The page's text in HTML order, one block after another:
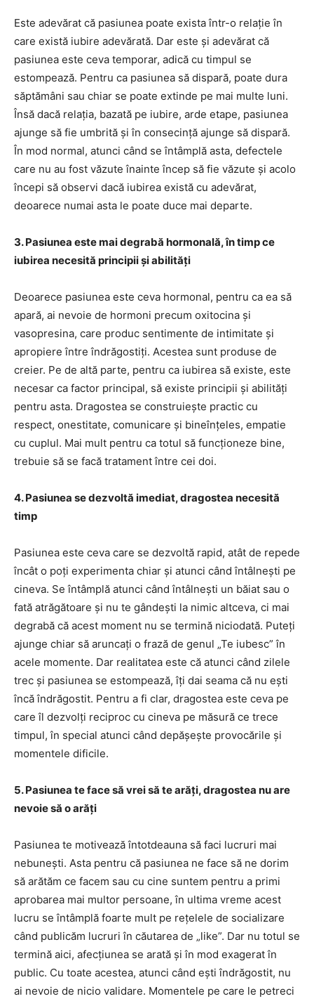
Este adevărat că pasiunea poate exista într-o relație în
care există iubire adevărată. Dar este și adevărat că
pasiunea este ceva temporar, adică cu timpul se
estompează. Pentru ca pasiunea să dispară, poate dura
săptămâni sau chiar se poate extinde pe mai multe luni.
Însă dacă relația, bazată pe iubire, arde etape, pasiunea
ajunge să fie umbrită și în consecință ajunge să dispară.
În mod normal, atunci când se întâmplă asta, defectele
care nu au fost văzute înainte încep să fie văzute și acolo
începi să observi dacă iubirea există cu adevărat,
deoarece numai asta le poate duce mai departe.
3. Pasiunea este mai degrabă hormonală, în timp ce
iubirea necesită principii și abilități
Deoarece pasiunea este ceva hormonal, pentru ca ea să
apară, ai nevoie de hormoni precum oxitocina și
vasopresina, care produc sentimente de intimitate și
apropiere între îndrăgostiți. Acestea sunt produse de
creier. Pe de altă parte, pentru ca iubirea să existe, este
necesar ca factor principal, să existe principii și abilități
pentru asta. Dragostea se construiește practic cu
respect, onestitate, comunicare și bineînțeles, empatie
cu cuplul. Mai mult pentru ca totul să funcționeze bine,
trebuie să se facă tratament între cei doi.
4. Pasiunea se dezvoltă imediat, dragostea necesită
timp
Pasiunea este ceva care se dezvoltă rapid, atât de repede
încât o poți experimenta chiar și atunci când întâlnești pe
cineva. Se întâmplă atunci când întâlnești un băiat sau o
fată atrăgătoare și nu te gândești la nimic altceva, ci mai
degrabă că acest moment nu se termină niciodată. Puteți
ajunge chiar să aruncați o frază de genul „Te iubesc” în
acele momente. Dar realitatea este că atunci când zilele
trec și pasiunea se estompează, îți dai seama că nu ești
încă îndrăgostit. Pentru a fi clar, dragostea este ceva pe
care îl dezvolți reciproc cu cineva pe măsură ce trece
timpul, în special atunci când depășește provocările și
momentele dificile.
5. Pasiunea te face să vrei să te arăți, dragostea nu are
nevoie să o arăți
Pasiunea te motivează întotdeauna să faci lucruri mai
nebunești. Asta pentru că pasiunea ne face să ne dorim
să arătăm ce facem sau cu cine suntem pentru a primi
aprobarea mai multor persoane, în ultima vreme acest
lucru se întâmplă foarte mult pe rețelele de socializare
când publicăm lucruri în căutarea de „like”. Dar nu totul se
termină aici, afecțiunea se arată și în mod exagerat în
public. Cu toate acestea, atunci când ești îndrăgostit, nu
ai nevoie de nicio validare. Momentele pe care le petreci